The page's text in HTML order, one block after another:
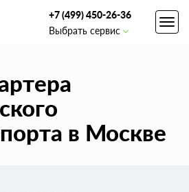
+7 (499) 450-26-36
Выбрать сервис
в Москве